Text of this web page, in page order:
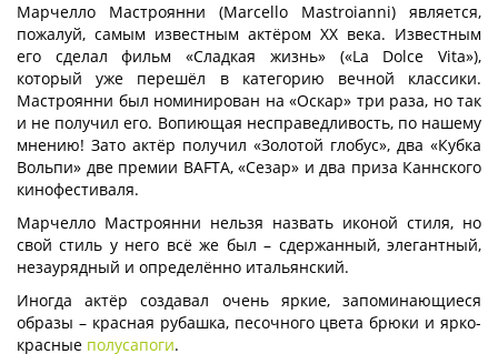
Марчелло Мастроянни (Marcello Mastroianni) является,
пожалуй, самым известным актёром XX века. Известным
его сделал фильм «Сладкая жизнь» («La Dolce Vita»),
который уже перешёл в категорию вечной классики.
Мастроянни был номинирован на «Оскар» три раза, но так
и не получил его. Вопиющая несправедливость, по нашему
мнению! Зато актёр получил «Золотой глобус», два «Кубка
Вольпи» две премии BAFTA, «Сезар» и два приза Каннского
кинофестиваля.
Марчелло Мастроянни нельзя назвать иконой стиля, но
свой стиль у него всё же был – сдержанный, элегантный,
незаурядный и определённо итальянский.
Иногда актёр создавал очень яркие, запоминающиеся
образы – красная рубашка, песочного цвета брюки и ярко-
красные полусапоги.